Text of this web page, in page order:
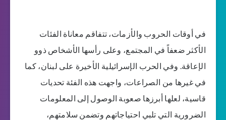
في أوقات الحروب والأزمات، تتفاقم معاناة الفئات
الأكثر ضعفاً في المجتمع، وعلى رأسها الأشخاص ذوو
الإعاقة. وفي الحرب الإسرائيلية الأخيرة على لبنان، كما
في غيرها من الصراعات، واجهت هذه الفئة تحديات
قاسية، لعلها أبرزها صعوبة الوصول إلى المعلومات
الضرورية التي تلبي احتياجاتهم وتضمن سلامتهم،